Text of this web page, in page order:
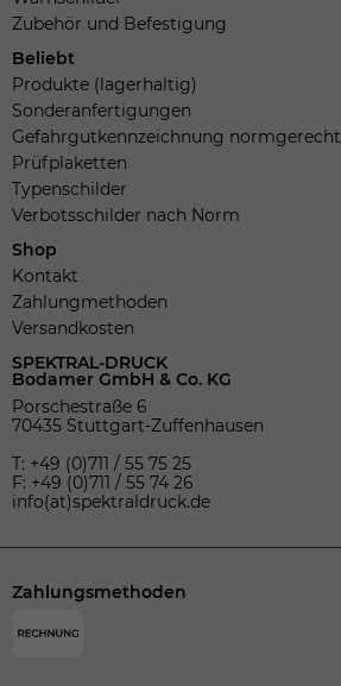
Zubehör und Befestigung
Beliebt
Produkte (lagerhaltig)
Sonderanfertigungen
Gefahrgutkennzeichnung normgerecht
Prüfplaketten
Typenschilder
Verbotsschilder nach Norm
Shop
Kontakt
Zahlungmethoden
Versandkosten
SPEKTRAL-DRUCK
Bodamer GmbH & Co. KG
Porschestraße 6
70435 Stuttgart-Zuffenhausen
T: +49 (0)711 / 55 75 25
F: +49 (0)711 / 55 74 26
info(at)spektraldruck.de
Zahlungsmethoden